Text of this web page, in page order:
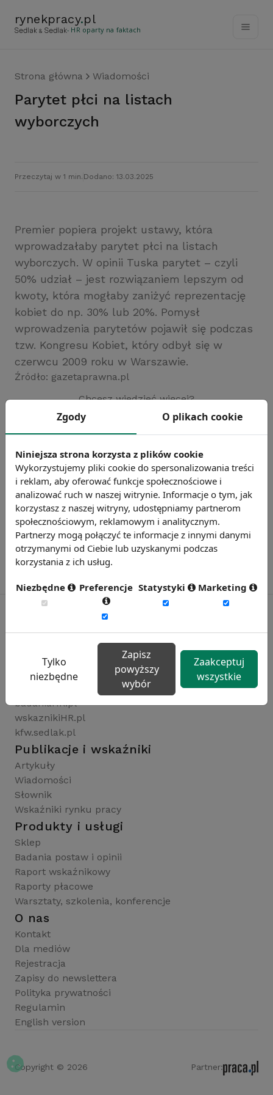
rynekpracy.pl
- HR oparty na faktach
Strona główna Wiadomości
Parytet płci na listach
wyborczych
Przeczytaj w 1 min. Dodano: 13.03.2025
Premier popiera projekt ustawy, która
wprowadzałaby parytet płci na listach
wyborczych. W opinii Tuska parytet – czyli
50% udział – jest rozwiązaniem lepszym od
kwoty, która mogłaby zaniżyć reprezentację
kobiet do np. 30% lub 20%. Pomysł
wprowadzenia parytetów pojawił się podczas
tzw. Kongresu Kobiet, który odbył się w
czerwcu 2009 roku w Warszawie.
Źródło: gazetaprawna.pl
Chcesz wiedzieć więcej?
Zobacz więcej wiadomości
Rynekpracy.pl
sedlak.pl
wynagrodzenia.pl
badaniaHR.pl
wskaznikiHR.pl
kfw.sedlak.pl
Publikacje i wskaźniki
Artykuły
Wiadomości
Słownik
Wskaźniki rynku pracy
Produkty i usługi
Sklep
Badania postaw i opinii
Raport wskaźnikowy
Raporty płacowe
Warsztaty, szkolenia, konferencje
O nas
Kontakt
Dla mediów
Rejestracja
Zapisy do newslettera
Polityka prywatności
Regulamin
English version
Copyright © 2026 Partner:
Zgody O plikach cookie
Niniejsza strona korzysta z plików cookie
Wykorzystujemy pliki cookie do spersonalizowania treści
i reklam, aby oferować funkcje społecznościowe i
analizować ruch w naszej witrynie. Informacje o tym, jak
korzystasz z naszej witryny, udostępniamy partnerom
społecznościowym, reklamowym i analitycznym.
Partnerzy mogą połączyć te informacje z innymi danymi
otrzymanymi od Ciebie lub uzyskanymi podczas
korzystania z ich usług.
Niezbędne Preferencje Statystyki Marketing
Tylko
niezbędne
Zapisz
powyższy
wybór
Zaakceptuj
wszystkie